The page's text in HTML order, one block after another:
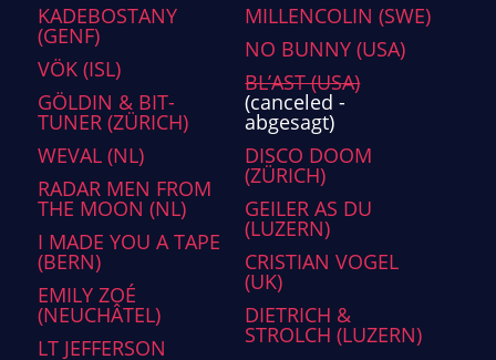
KADEBOSTANY
(GENF)
VÖK (ISL)
GÖLDIN & BIT-
TUNER (ZÜRICH)
WEVAL (NL)
RADAR MEN FROM
THE MOON (NL)
I MADE YOU A TAPE
(BERN)
EMILY ZOÉ
(NEUCHÂTEL)
LT JEFFERSON
MILLENCOLIN (SWE)
NO BUNNY (USA)
BL’AST (USA)
(canceled -
abgesagt)
DISCO DOOM
(ZÜRICH)
GEILER AS DU
(LUZERN)
CRISTIAN VOGEL
(UK)
DIETRICH &
STROLCH (LUZERN)